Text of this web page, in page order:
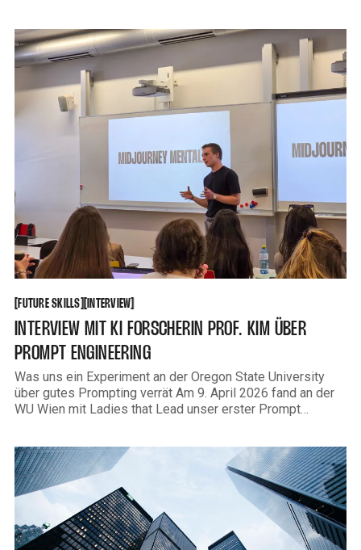
Mitarbeitenden mit KI-Tools ausgestattet, über 19.000
[FUTURE SKILLS[ [ INTERVIEW[
INTERVIEW MIT KI FORSCHERIN PROF. KIM ÜBER
PROMPT ENGINEERING
Was uns ein Experiment an der Oregon State University
über gutes Prompting verrät Am 9. April 2026 fand an der
WU Wien mit Ladies that Lead unser erster Prompt
Forscherin, deren Arbeit zu